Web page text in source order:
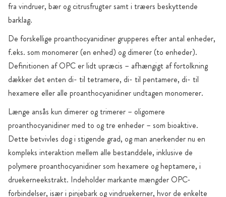
fra vindruer, bær og citrusfrugter samt i træers beskyttende
barklag.
De forskellige proanthocyanidiner grupperes efter antal enheder,
f.eks. som monomerer (en enhed) og dimerer (to enheder).
Definitionen af OPC er lidt upræcis – afhængigt af fortolkning
dækker det enten di- til tetramere, di- til pentamere, di- til
hexamere eller alle proanthocyanidiner undtagen monomerer.
Længe ansås kun dimerer og trimerer – oligomere
proanthocyanidiner med to og tre enheder – som bioaktive.
Dette betvivles dog i stigende grad, og man anerkender nu en
kompleks interaktion mellem alle bestanddele, inklusive de
polymere proanthocyanidiner som hexamere og heptamere, i
druekerneekstrakt. Indeholder markante mængder OPC-
forbindelser, især i pinjebark og vindruekerner, hvor de enkelte